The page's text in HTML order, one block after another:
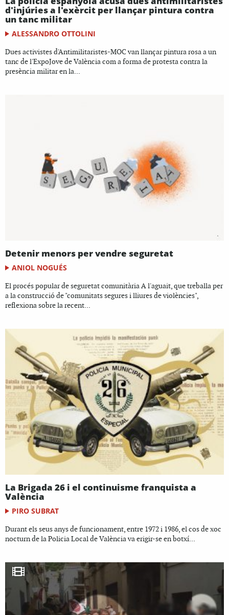
d'injúries a l'exèrcit per llançar pintura contra
un tanc militar
ALESSANDRO OTTOLINI
Dues activistes d'Antimilitaristes-MOC van llançar pintura rosa a un
tanc de l'ExpoJove de València com a forma de protesta contra la
presència militar en la...
Detenir menors per vendre seguretat
ANIOL NOGUÉS
El procés popular de seguretat comunitària A l'aguait, que treballa per
a la construcció de "comunitats segures i lliures de violències",
reflexiona sobre la recent...
La Brigada 26 i el continuisme franquista a
València
PIRO SUBRAT
Durant els seus anys de funcionament, entre 1972 i 1986, el cos de xoc
nocturn de la Policia Local de València va erigir-se en botxí...